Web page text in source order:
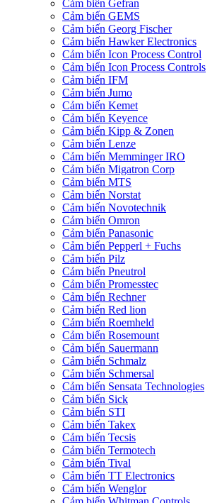
Cảm biến Gefran
Cảm biến GEMS
Cảm biến Georg Fischer
Cảm biến Hawker Electronics
Cảm biến Icon Process Control
Cảm biến Icon Process Controls
Cảm biến IFM
Cảm biến Jumo
Cảm biến Kemet
Cảm biến Keyence
Cảm biến Kipp & Zonen
Cảm biến Lenze
Cảm biến Memminger IRO
Cảm biến Migatron Corp
Cảm biến MTS
Cảm biến Norstat
Cảm biến Novotechnik
Cảm biến Omron
Cảm biến Panasonic
Cảm biến Pepperl + Fuchs
Cảm biến Pilz
Cảm biến Pneutrol
Cảm biến Promesstec
Cảm biến Rechner
Cảm biến Red lion
Cảm biến Roemheld
Cảm biến Rosemount
Cảm biến Sauermann
Cảm biến Schmalz
Cảm biến Schmersal
Cảm biến Sensata Technologies
Cảm biến Sick
Cảm biến STI
Cảm biến Takex
Cảm biến Tecsis
Cảm biến Termotech
Cảm biến Tival
Cảm biến TT Electronics
Cảm biến Wenglor